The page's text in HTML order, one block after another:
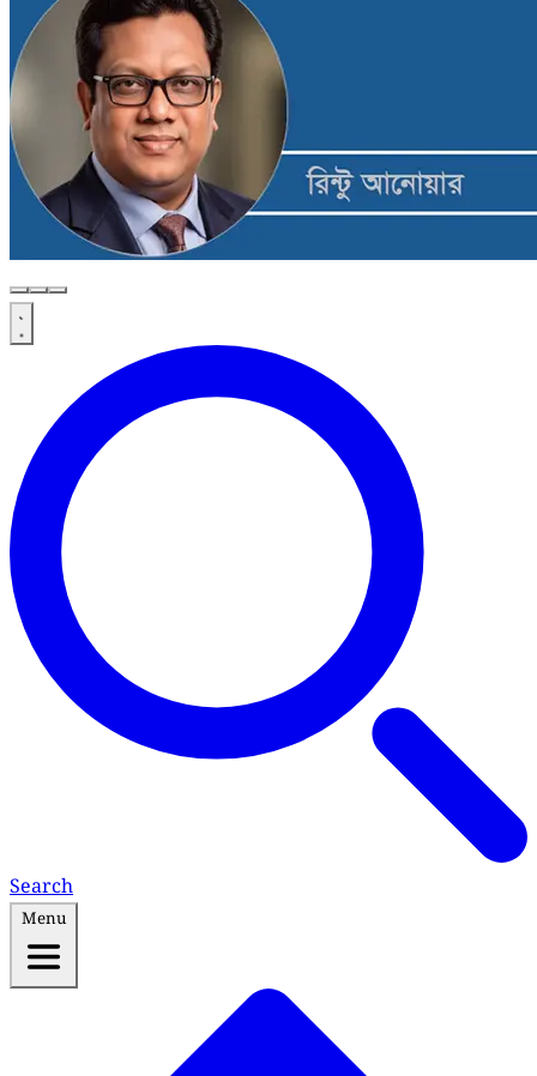
Search
Menu